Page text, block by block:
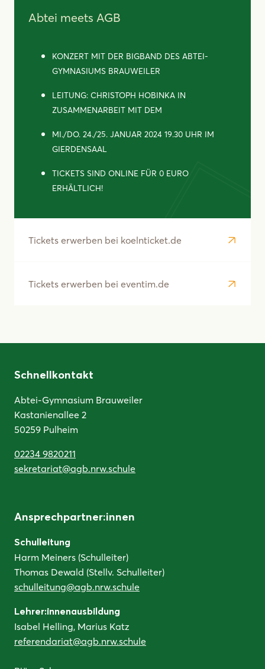
Abtei meets AGB
KONZERT MIT DER BIGBAND DES ABTEI-
GYMNASIUMS BRAUWEILER
LEITUNG: CHRISTOPH HOBINKA IN
ZUSAMMENARBEIT MIT DEM
MI./DO. 24./25. JANUAR 2024 19.30 UHR IM
GIERDENSAAL
TICKETS SIND ONLINE FÜR 0 EURO
ERHÄLTLICH!
Tickets erwerben bei koelnticket.de
Tickets erwerben bei eventim.de
Schnellkontakt
Abtei-Gymnasium Brauweiler
Kastanienallee 2
50259 Pulheim
02234 9820211
sekretariat@agb.nrw.schule
Ansprechpartner:innen
Schulleitung
Harm Meiners (Schulleiter)
Thomas Dewald (Stellv. Schulleiter)
schulleitung@agb.nrw.schule
Lehrer:innenausbildung
Isabel Helling, Marius Katz
referendariat@agb.nrw.schule